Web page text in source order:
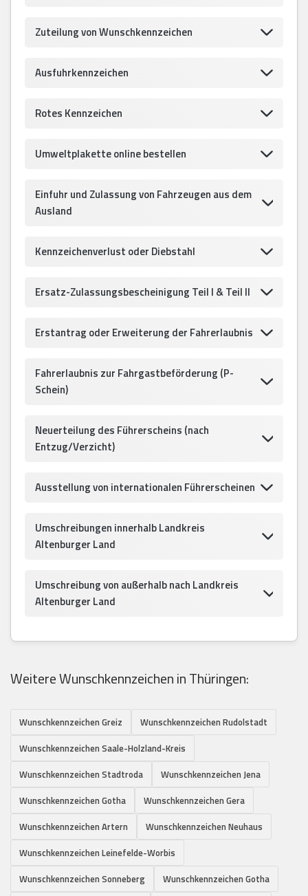
Zuteilung von Wunschkennzeichen
Ausfuhrkennzeichen
Rotes Kennzeichen
Umweltplakette online bestellen
Einfuhr und Zulassung von Fahrzeugen aus dem
Ausland
Kennzeichenverlust oder Diebstahl
Ersatz-Zulassungsbescheinigung Teil I & Teil II
Erstantrag oder Erweiterung der Fahrerlaubnis
Fahrerlaubnis zur Fahrgastbeförderung (P-
Schein)
Neuerteilung des Führerscheins (nach
Entzug/Verzicht)
Ausstellung von internationalen Führerscheinen
Umschreibungen innerhalb Landkreis
Altenburger Land
Umschreibung von außerhalb nach Landkreis
Altenburger Land
Weitere Wunschkennzeichen in Thüringen:
Wunschkennzeichen Greiz
Wunschkennzeichen Rudolstadt
Wunschkennzeichen Saale-Holzland-Kreis
Wunschkennzeichen Stadtroda
Wunschkennzeichen Jena
Wunschkennzeichen Gotha
Wunschkennzeichen Gera
Wunschkennzeichen Artern
Wunschkennzeichen Neuhaus
Wunschkennzeichen Leinefelde-Worbis
Wunschkennzeichen Sonneberg
Wunschkennzeichen Gotha